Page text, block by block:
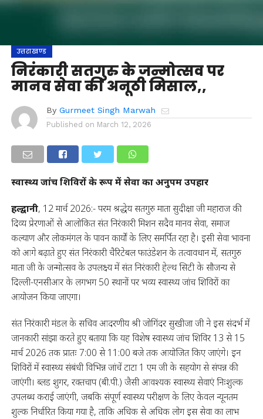
उत्तराखण्ड
निरंकारी सतगुरु के जन्मोत्सव पर
मानव सेवा की अनूठी मिसाल,,
By Gurmeet Singh Marwah
Published on March 12, 2026
स्वास्थ्य जांच शिविरों के रूप में सेवा का अनुपम उपहार
हल्द्वानी, 12 मार्च 2026:- परम श्रद्धेय सतगुरु माता सुदीक्षा जी महाराज की
दिव्य प्रेरणाओं से आलोकित संत निरंकारी मिशन सदैव मानव सेवा, समाज
कल्याण और लोकमंगल के पावन कार्यों के लिए समर्पित रहा है। इसी सेवा भावना
को आगे बढ़ाते हुए संत निरंकारी चैरिटेबल फाउंडेशन के तत्वावधान में, सतगुरु
माता जी के जन्मोत्सव के उपलक्ष्य में संत निरंकारी हेल्थ सिटी के सौजन्य से
दिल्ली-एनसीआर के लगभग 50 स्थानों पर भव्य स्वास्थ्य जांच शिविरों का
आयोजन किया जाएगा।
संत निरंकारी मंडल के सचिव आदरणीय श्री जोगिंदर सुखीजा जी ने इस संदर्भ में
जानकारी सांझा करते हुए बताया कि यह विशेष स्वास्थ्य जांच शिविर 13 से 15
मार्च 2026 तक प्रातः 7:00 से 11:00 बजे तक आयोजित किए जाएंगे। इन
शिविरों में स्वास्थ्य संबंधी विभिन्न जांचें टाटा 1 एम जी के सहयोग से संपन्न की
जाएंगी। ब्लड शुगर, रक्तचाप (बी.पी.) जैसी आवश्यक स्वास्थ्य सेवाएं निःशुल्क
उपलब्ध कराई जाएंगी, जबकि संपूर्ण स्वास्थ्य परीक्षण के लिए केवल न्यूनतम
शुल्क निर्धारित किया गया है, ताकि अधिक से अधिक लोग इस सेवा का लाभ